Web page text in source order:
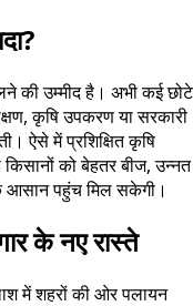
की उम्मीद है। अभी कई छोटे
कृषि उपकरण या सरकारी
ऐसे में प्रशिक्षित कृषि
को बेहतर बीज, उन्नत
पहुंच मिल सकेगी।
के नए रास्ते
में शहरों की ओर पलायन